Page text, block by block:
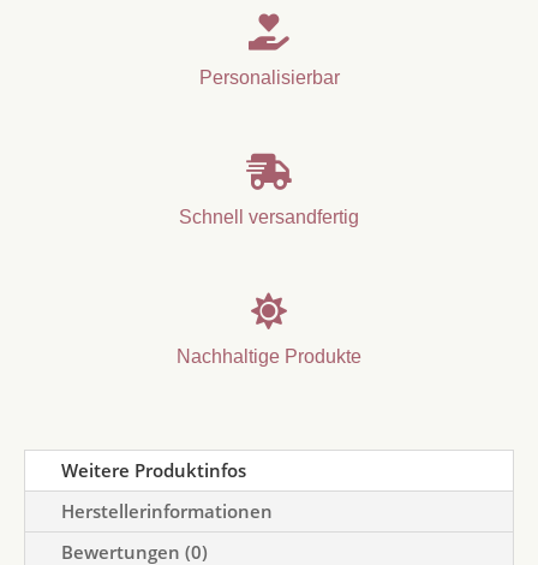

Personalisierbar

Schnell versandfertig

Nachhaltige Produkte
Weitere Produktinfos
Herstellerinformationen
Bewertungen (0)